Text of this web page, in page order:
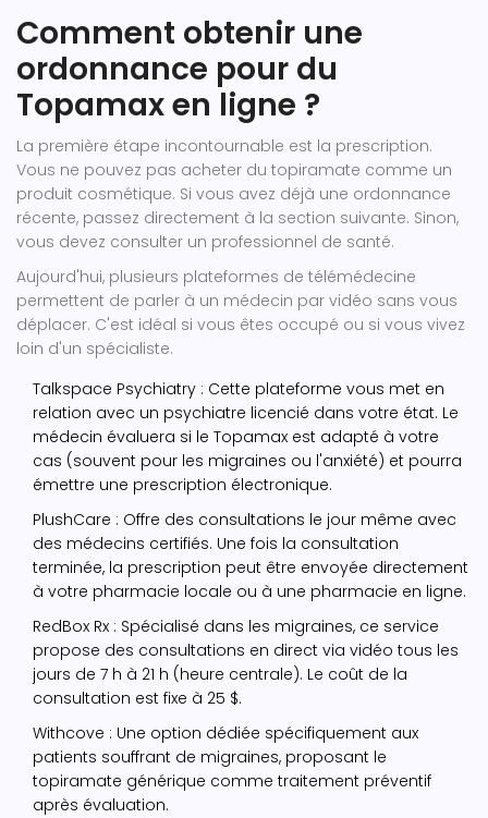
Comment obtenir une
ordonnance pour du
Topamax en ligne ?
La première étape incontournable est la prescription.
Vous ne pouvez pas acheter du topiramate comme un
produit cosmétique. Si vous avez déjà une ordonnance
récente, passez directement à la section suivante. Sinon,
vous devez consulter un professionnel de santé.
Aujourd'hui, plusieurs plateformes de télémédecine
permettent de parler à un médecin par vidéo sans vous
déplacer. C'est idéal si vous êtes occupé ou si vous vivez
loin d'un spécialiste.
Talkspace Psychiatry : Cette plateforme vous met en
relation avec un psychiatre licencié dans votre état. Le
médecin évaluera si le Topamax est adapté à votre
cas (souvent pour les migraines ou l'anxiété) et pourra
émettre une prescription électronique.
PlushCare : Offre des consultations le jour même avec
des médecins certifiés. Une fois la consultation
terminée, la prescription peut être envoyée directement
à votre pharmacie locale ou à une pharmacie en ligne.
RedBox Rx : Spécialisé dans les migraines, ce service
propose des consultations en direct via vidéo tous les
jours de 7 h à 21 h (heure centrale). Le coût de la
consultation est fixe à 25 $.
Withcove : Une option dédiée spécifiquement aux
patients souffrant de migraines, proposant le
topiramate générique comme traitement préventif
après évaluation.